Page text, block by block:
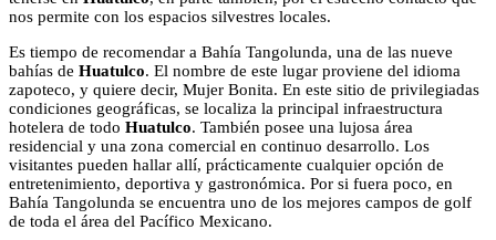
nos permite con los espacios silvestres locales.
Es tiempo de recomendar a Bahía Tangolunda, una de las nueve
bahías de Huatulco. El nombre de este lugar proviene del idioma
zapoteco, y quiere decir, Mujer Bonita. En este sitio de privilegiadas
condiciones geográficas, se localiza la principal infraestructura
hotelera de todo Huatulco. También posee una lujosa área
residencial y una zona comercial en continuo desarrollo. Los
visitantes pueden hallar allí, prácticamente cualquier opción de
entretenimiento, deportiva y gastronómica. Por si fuera poco, en
Bahía Tangolunda se encuentra uno de los mejores campos de golf
de toda el área del Pacífico Mexicano.